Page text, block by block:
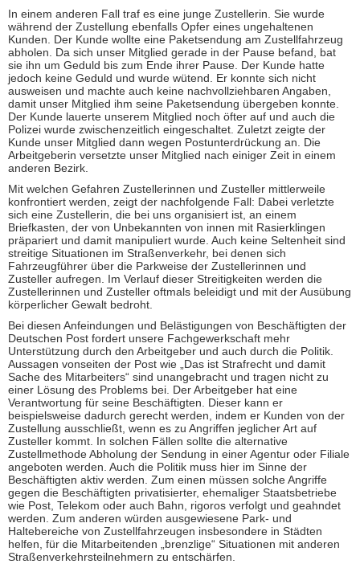
In einem anderen Fall traf es eine junge Zustellerin. Sie wurde
während der Zustellung ebenfalls Opfer eines ungehaltenen
Kunden. Der Kunde wollte eine Paketsendung am Zustellfahrzeug
abholen. Da sich unser Mitglied gerade in der Pause befand, bat
sie ihn um Geduld bis zum Ende ihrer Pause. Der Kunde hatte
jedoch keine Geduld und wurde wütend. Er konnte sich nicht
ausweisen und machte auch keine nachvollziehbaren Angaben,
damit unser Mitglied ihm seine Paketsendung übergeben konnte.
Der Kunde lauerte unserem Mitglied noch öfter auf und auch die
Polizei wurde zwischenzeitlich eingeschaltet. Zuletzt zeigte der
Kunde unser Mitglied dann wegen Postunterdrückung an. Die
Arbeitgeberin versetzte unser Mitglied nach einiger Zeit in einem
anderen Bezirk.
Mit welchen Gefahren Zustellerinnen und Zusteller mittlerweile
konfrontiert werden, zeigt der nachfolgende Fall: Dabei verletzte
sich eine Zustellerin, die bei uns organisiert ist, an einem
Briefkasten, der von Unbekannten von innen mit Rasierklingen
präpariert und damit manipuliert wurde. Auch keine Seltenheit sind
streitige Situationen im Straßenverkehr, bei denen sich
Fahrzeugführer über die Parkweise der Zustellerinnen und
Zusteller aufregen. Im Verlauf dieser Streitigkeiten werden die
Zustellerinnen und Zusteller oftmals beleidigt und mit der Ausübung
körperlicher Gewalt bedroht.
Bei diesen Anfeindungen und Belästigungen von Beschäftigten der
Deutschen Post fordert unsere Fachgewerkschaft mehr
Unterstützung durch den Arbeitgeber und auch durch die Politik.
Aussagen vonseiten der Post wie „Das ist Strafrecht und damit
Sache des Mitarbeiters“ sind unangebracht und tragen nicht zu
einer Lösung des Problems bei. Der Arbeitgeber hat eine
Verantwortung für seine Beschäftigten. Dieser kann er
beispielsweise dadurch gerecht werden, indem er Kunden von der
Zustellung ausschließt, wenn es zu Angriffen jeglicher Art auf
Zusteller kommt. In solchen Fällen sollte die alternative
Zustellmethode Abholung der Sendung in einer Agentur oder Filiale
angeboten werden. Auch die Politik muss hier im Sinne der
Beschäftigten aktiv werden. Zum einen müssen solche Angriffe
gegen die Beschäftigten privatisierter, ehemaliger Staatsbetriebe
wie Post, Telekom oder auch Bahn, rigoros verfolgt und geahndet
werden. Zum anderen würden ausgewiesene Park- und
Haltebereiche von Zustellfahrzeugen insbesondere in Städten
helfen, für die Mitarbeitenden „brenzlige“ Situationen mit anderen
Straßenverkehrsteilnehmern zu entschärfen.